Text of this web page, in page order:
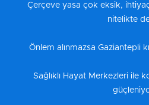
Çerçeve yasa çok eksik,
nitelikte
Önlem alınmazsa Gaziantepli
Sağlıklı Hayat Merkezleri ile